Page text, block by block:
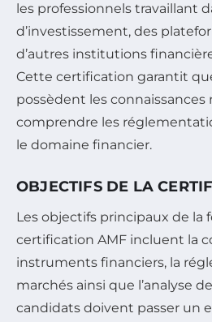
les professionnels travaillant
d’investissement, des
d’autres institutions
Cette certification garantit
possèdent les connaissances
comprendre les
le domaine financier.
OBJECTIFS DE LA
Les objectifs principaux de la
certification AMF incluent la
instruments financiers, la
marchés ainsi que l’analyse
candidats doivent passer un